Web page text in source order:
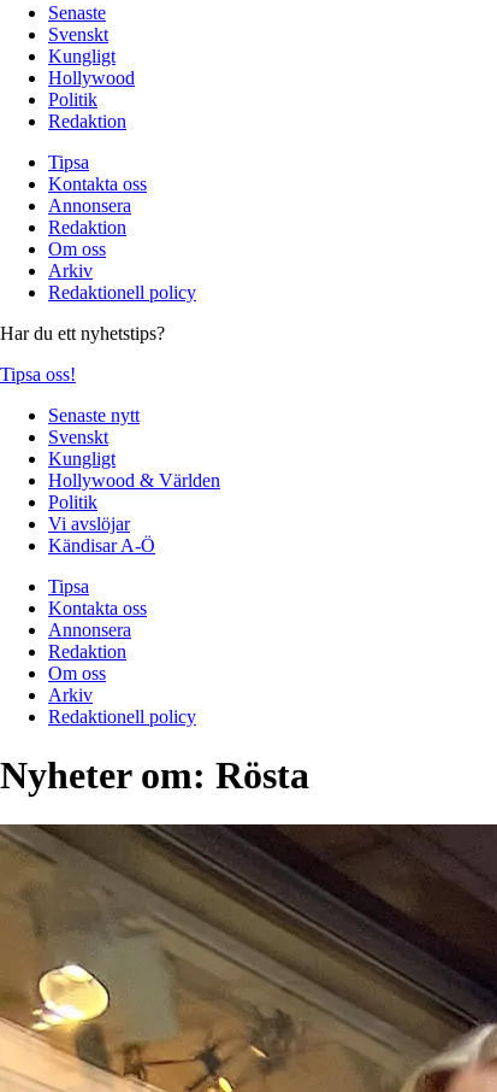
Senaste
Svenskt
Kungligt
Hollywood
Politik
Redaktion
Tipsa
Kontakta oss
Annonsera
Redaktion
Om oss
Arkiv
Redaktionell policy
Har du ett nyhetstips?
Tipsa oss!
Senaste nytt
Svenskt
Kungligt
Hollywood & Världen
Politik
Vi avslöjar
Kändisar A-Ö
Tipsa
Kontakta oss
Annonsera
Redaktion
Om oss
Arkiv
Redaktionell policy
Nyheter om: Rösta